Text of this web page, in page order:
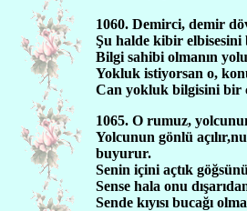
1060. Demirci, demir
Şu halde kibir elbisesini
Bilgi sahibi olmanın
Yokluk istiyorsan o,
Can yokluk bilgisini bir
1065. O rumuz,
Yolcunun gönlü
buyurur.
Senin içini açtık
Sense hala onu
Sende kıyısı bucağı